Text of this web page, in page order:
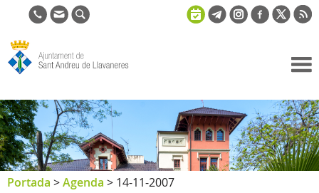
de Sant
Andreu de
Llavaneres
Portada >Agenda > 14-11-2007